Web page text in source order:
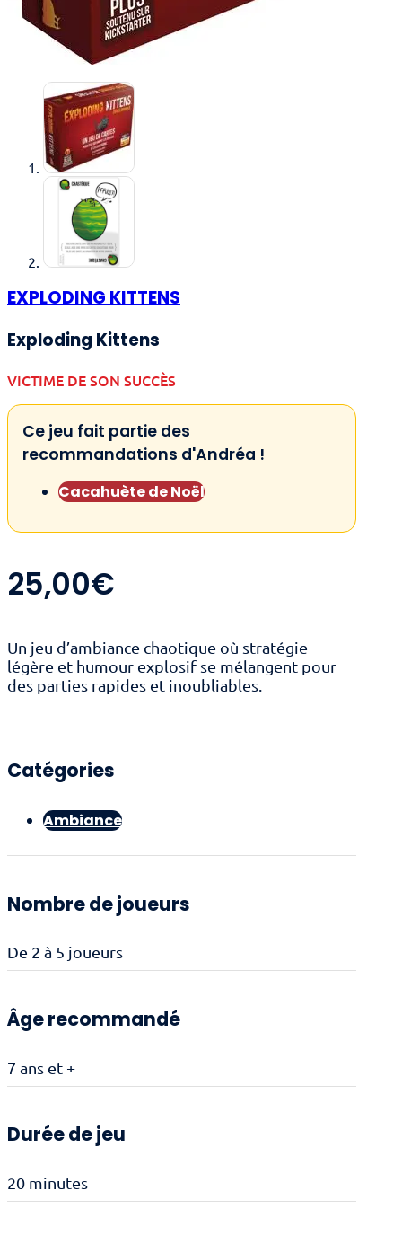
EXPLODING KITTENS
Exploding Kittens
VICTIME DE SON SUCCÈS
Ce jeu fait partie des
recommandations d'Andréa !
Cacahuète de Noël
25,00€
Un jeu d’ambiance chaotique où stratégie
légère et humour explosif se mélangent pour
des parties rapides et inoubliables.
Catégories
Ambiance
Nombre de joueurs
De 2 à 5 joueurs
Âge recommandé
7 ans et +
Durée de jeu
20 minutes